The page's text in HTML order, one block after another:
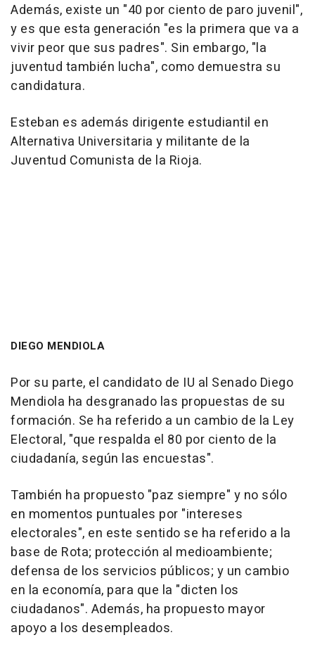
Además, existe un "40 por ciento de paro juvenil",
y es que esta generación "es la primera que va a
vivir peor que sus padres". Sin embargo, "la
juventud también lucha", como demuestra su
candidatura.
Esteban es además dirigente estudiantil en
Alternativa Universitaria y militante de la
Juventud Comunista de la Rioja.
DIEGO MENDIOLA
Por su parte, el candidato de IU al Senado Diego
Mendiola ha desgranado las propuestas de su
formación. Se ha referido a un cambio de la Ley
Electoral, "que respalda el 80 por ciento de la
ciudadanía, según las encuestas".
También ha propuesto "paz siempre" y no sólo
en momentos puntuales por "intereses
electorales", en este sentido se ha referido a la
base de Rota; protección al medioambiente;
defensa de los servicios públicos; y un cambio
en la economía, para que la "dicten los
ciudadanos". Además, ha propuesto mayor
apoyo a los desempleados.